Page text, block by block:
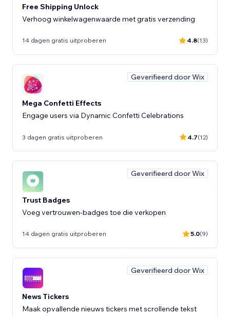
Free Shipping Unlock
Verhoog winkelwagenwaarde met gratis verzending
14 dagen gratis uitproberen 4.8(13)
Geverifieerd door Wix
Mega Confetti Effects
Engage users via Dynamic Confetti Celebrations
3 dagen gratis uitproberen 4.7(12)
Geverifieerd door Wix
Trust Badges
Voeg vertrouwen-badges toe die verkopen
14 dagen gratis uitproberen 5.0(9)
Geverifieerd door Wix
News Tickers
Maak opvallende nieuws tickers met scrollende tekst